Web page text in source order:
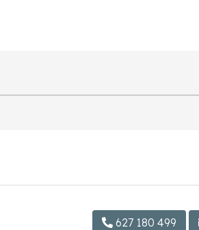
627 180 499